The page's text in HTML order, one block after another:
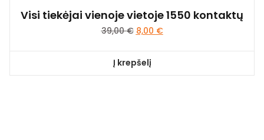
Visi tiekėjai vienoje vietoje 1550 kontaktų
39,00€ 8,00 €
Į krepšelį